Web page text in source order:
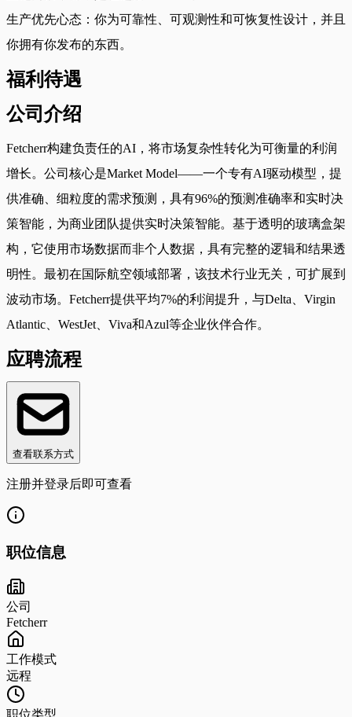
生产优先心态：你为可靠性、可观测性和可恢复性设计，并且
你拥有你发布的东西。
福利待遇
公司介绍
Fetcherr构建负责任的AI，将市场复杂性转化为可衡量的利润
增长。公司核心是Market Model——一个专有AI驱动模型，提
供准确、细粒度的需求预测，具有96%的预测准确率和实时决
策智能，为商业团队提供实时决策智能。基于透明的玻璃盒架
构，它使用市场数据而非个人数据，具有完整的逻辑和结果透
明性。最初在国际航空领域部署，该技术行业无关，可扩展到
波动市场。Fetcherr提供平均7%的利润提升，与Delta、Virgin
Atlantic、WestJet、Viva和Azul等企业伙伴合作。
应聘流程
查看联系方式
注册并登录后即可查看
职位信息
公司
Fetcherr
工作模式
远程